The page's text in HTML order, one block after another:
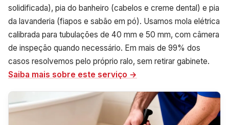
solidificada), pia do banheiro (cabelos e creme dental) e pia
da lavanderia (fiapos e sabão em pó). Usamos mola elétrica
calibrada para tubulações de 40 mm e 50 mm, com câmera
de inspeção quando necessário. Em mais de 99% dos
casos resolvemos pelo próprio ralo, sem retirar gabinete.
Saiba mais sobre este serviço →